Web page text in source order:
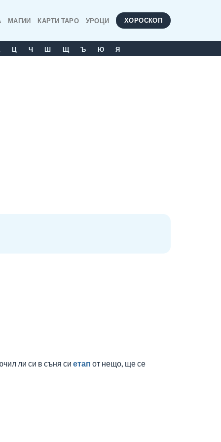
МАГИИ КАРТИ ТАРО УРОЦИ ХОРОСКОП
Ц Ч Ш Щ Ъ Ю Я
ли си в съня си етап от нещо, ще се